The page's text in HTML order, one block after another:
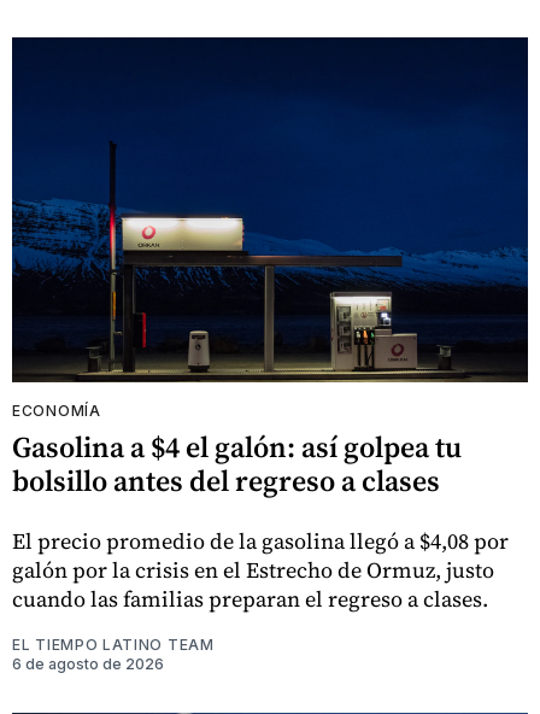
ECONOMÍA
Gasolina a $4 el galón: así golpea tu
bolsillo antes del regreso a clases
El precio promedio de la gasolina llegó a $4,08 por
galón por la crisis en el Estrecho de Ormuz, justo
cuando las familias preparan el regreso a clases.
EL TIEMPO LATINO TEAM
6 de agosto de 2026